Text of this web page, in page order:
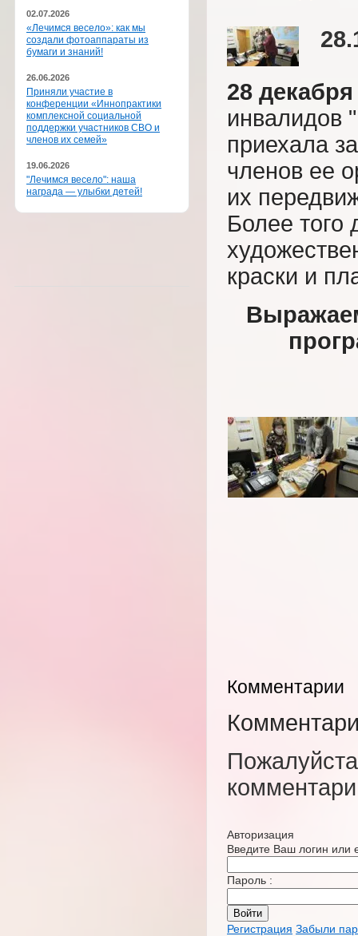
02.07.2026
«Лечимся весело»: как мы
создали фотоаппараты из
бумаги и знаний!
26.06.2026
Приняли участие в
конференции «Иннопрактики
комплексной социальной
поддержки участников СВО и
членов их семей»
19.06.2026
"Лечимся весело": наша
награда — улыбки детей!
28 декабря
инвалидов
приехала
членов ее
их
Более того
краски и
Комментарии
Авторизация
Введите Ваш логин или
Пароль :
Регистрация Забыли